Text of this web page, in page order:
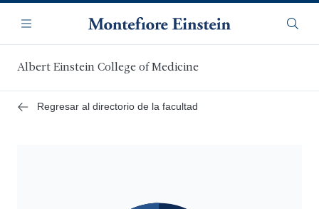
contenido
principal
Navegación
Menú
Albert Einstein College of Medicine
Regresar al directorio de la facultad